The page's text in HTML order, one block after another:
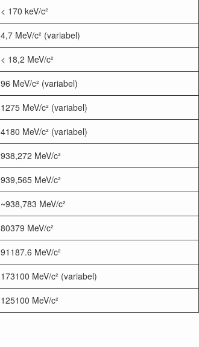
< 170 keV/c²
4,7 MeV/c² (variabel)
< 18,2 MeV/c²
96 MeV/c² (variabel)
1275 MeV/c² (variabel)
4180 MeV/c² (variabel)
938,272 MeV/c²
939,565 MeV/c²
~938,783 MeV/c²
80379 MeV/c²
91187.6 MeV/c²
173100 MeV/c² (variabel)
125100 MeV/c²